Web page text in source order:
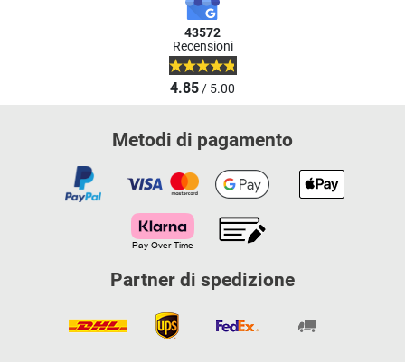
43572
Recensioni
4.85/ 5.00
Metodi di pagamento
Partner di spedizione